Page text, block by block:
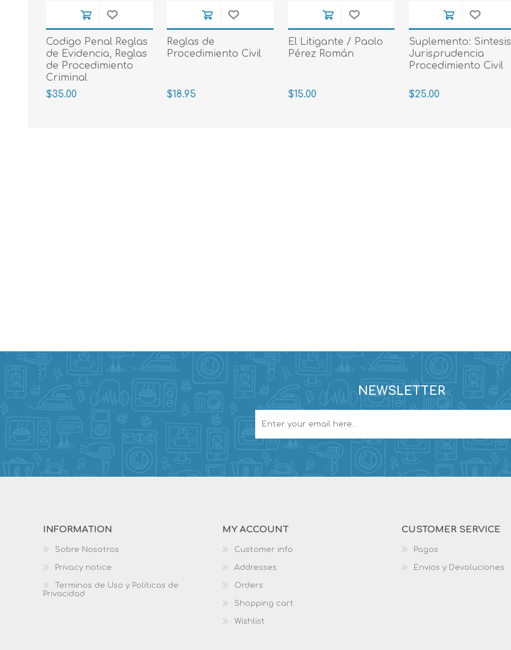
Codigo Penal Reglas
de Evidencia, Reglas
de Procedimiento
Criminal
$35.00
Reglas de
Procedimiento Civil
$18.95
El Litigante / Paolo
Pérez Román
$15.00
Suplemento: Sintesis
Jurisprudencia
Procedimiento Civil
$25.00
NEWSLETTER
INFORMATION
Sobre Nosotros
Privacy notice
Terminos de Uso y Politicas de
Privacidad
MY ACCOUNT
Customer info
Addresses
Orders
Shopping cart
Wishlist
CUSTOMER SERVICE
Pagos
Envios y Devoluciones